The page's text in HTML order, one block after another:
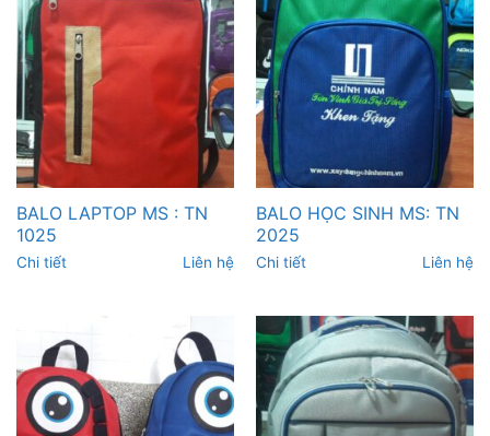
BALO LAPTOP MS : TN
1025
Chi tiết Liên hệ
BALO HỌC SINH MS: TN
2025
Chi tiết Liên hệ